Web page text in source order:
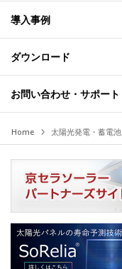
導入事例
ダウンロード
お問い合わせ・サポート
Home 太陽光発電・蓄電池